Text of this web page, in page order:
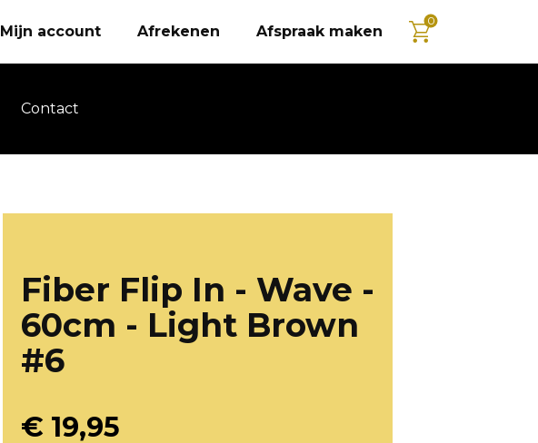
Mijn account Afrekenen Afspraak maken
0
Contact
Fiber Flip In - Wave -
60cm - Light Brown
#6
€ 19,95